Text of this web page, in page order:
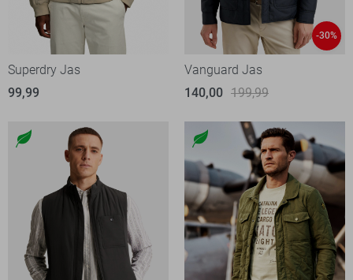
Superdry Jas
99,99
-30%
Vanguard Jas
140,00 199,99